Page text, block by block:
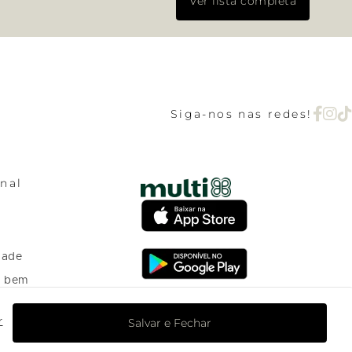
Siga-nos nas redes!
bem
Programa de
Salvar e Fechar